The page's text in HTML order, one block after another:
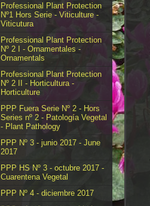
Professional Plant Protection
Nº1 Hors Serie - Viticulture -
Viticutura
Professional Plant Protection
Nº 2 I - Ornamentales -
Ornamentals
Professional Plant Protection
Nº 2 II - Horticultura -
Horticulture
PPP Fuera Serie Nº 2 - Hors
Series nº 2 - Patología Vegetal
- Plant Pathology
PPP Nº 3 - junio 2017 - June
2017
PPP HS Nº 3 - octubre 2017 -
Cuarentena Vegetal
PPP Nº 4 - diciembre 2017